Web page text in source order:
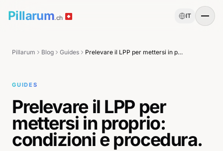
Pillarum.ch IT
Pillarum Blog Guides Prelevare il LPP per mettersi in proprio: condizioni e procedura.
GUIDES
Prelevare il LPP per
mettersi in proprio:
condizioni e procedura.